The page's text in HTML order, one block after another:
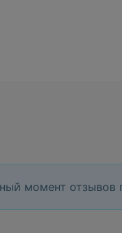
момент отзывов